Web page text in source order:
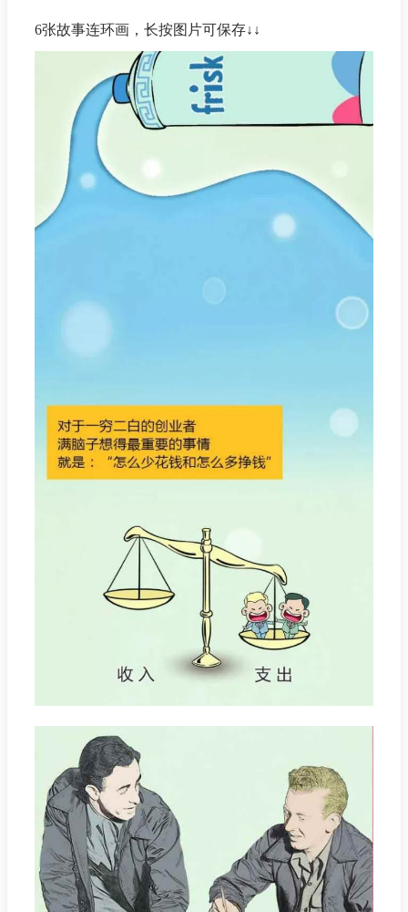
6张故事连环画，长按图片可保存↓↓